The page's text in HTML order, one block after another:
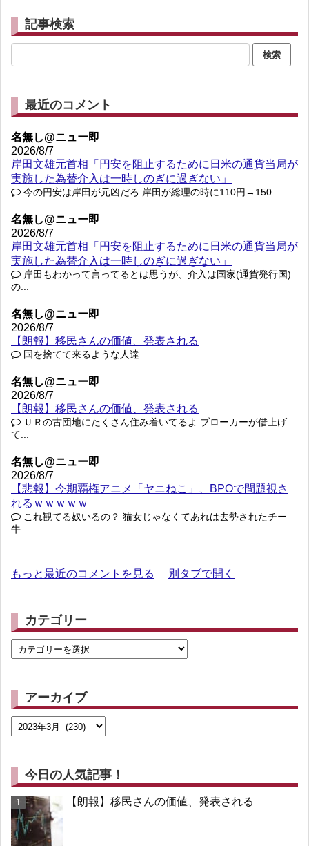
記事検索
最近のコメント
名無し@ニュー即
2026/8/7
岸田文雄元首相「円安を阻止するために日米の通貨当局が
実施した為替介入は一時しのぎに過ぎない」
今の円安は岸田が元凶だろ 岸田が総理の時に110円→150...
名無し@ニュー即
2026/8/7
岸田文雄元首相「円安を阻止するために日米の通貨当局が
実施した為替介入は一時しのぎに過ぎない」
岸田もわかって言ってるとは思うが、介入は国家(通貨発行国)
の...
名無し@ニュー即
2026/8/7
【朗報】移民さんの価値、発表される
国を捨てて来るような人達
名無し@ニュー即
2026/8/7
【朗報】移民さんの価値、発表される
ＵＲの古団地にたくさん住み着いてるよ ブローカーが借上げ
て...
名無し@ニュー即
2026/8/7
【悲報】今期覇権アニメ「ヤニねこ」、BPOで問題視さ
れるｗｗｗｗｗ
これ観てる奴いるの？ 猫女じゃなくてあれは去勢されたチー
牛...
もっと最近のコメントを見る 別タブで開く
カテゴリー
アーカイブ
今日の人気記事！
【朗報】移民さんの価値、発表される